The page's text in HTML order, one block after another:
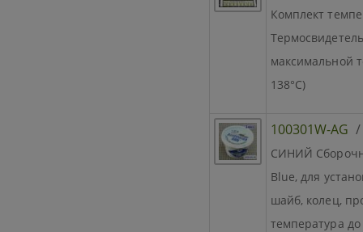
Комплект
максимальной
138°C)
100301W-AG
СИНИЙ
Blue, для
шайб, колец,
температура